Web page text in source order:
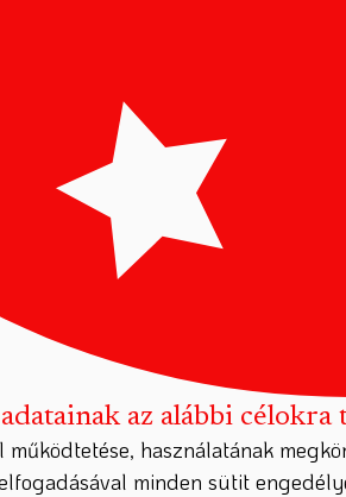
az alábbi célokra
használatának
minden sütit